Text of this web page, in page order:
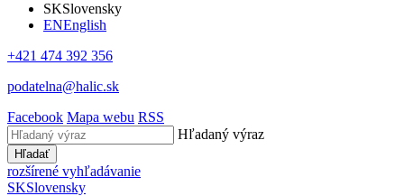
SKSlovensky
ENEnglish
+421 474 392 356
podatelna@halic.sk
Facebook Mapa webu RSS
Hľadaný výraz
Hľadať
rozšírené vyhľadávanie
SKSlovensky